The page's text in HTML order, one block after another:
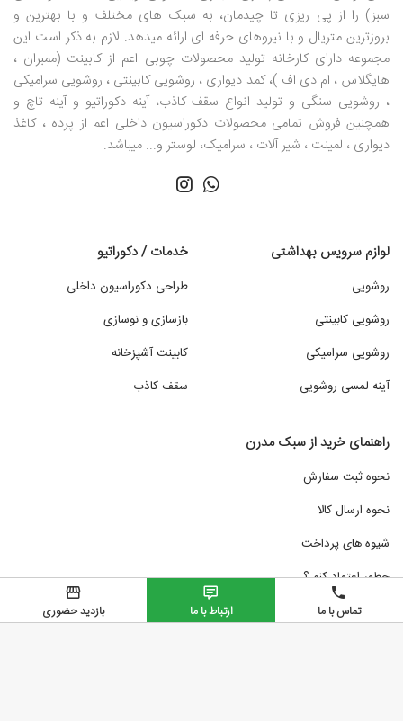
تماس با ما ارتباط با ما بازدید حضوری
سبز) را از پی ریزی تا چیدمان، به سبک های مختلف و با بهترین و
بروزترین متریال و با نیروهای حرفه ای ارائه میدهد. لازم به ذکر است این
مجموعه دارای کارخانه تولید محصولات چوبی اعم از کابینت (ممبران ،
هایگلاس ، ام دی اف )، کمد دیواری ، روشویی کابینتی ، روشویی سرامیکی
، روشویی سنگی و تولید انواع سقف کاذب، آینه دکوراتیو و آینه تاچ و
همچنین فروش تمامی محصولات دکوراسیون داخلی اعم از پرده ، کاغذ
دیواری ، لمینت ، شیر آلات ، سرامیک، لوستر و... میباشد.
لوازم سرویس بهداشتی
روشویی
روشویی کابینتی
روشویی سرامیکی
آینه لمسی روشویی
خدمات / دکوراتیو
طراحی دکوراسیون داخلی
بازسازی و نوسازی
کابینت آشپزخانه
سقف کاذب
راهنمای خرید از سبک مدرن
نحوه ثبت سفارش
نحوه ارسال کالا
شیوه های پرداخت
چطور اعتماد کنم ؟